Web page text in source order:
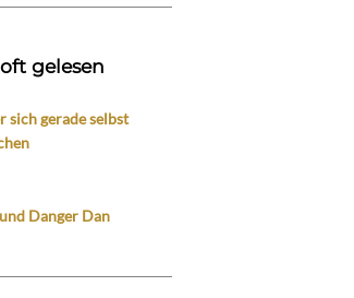
gelesen
sich gerade selbst
Danger Dan